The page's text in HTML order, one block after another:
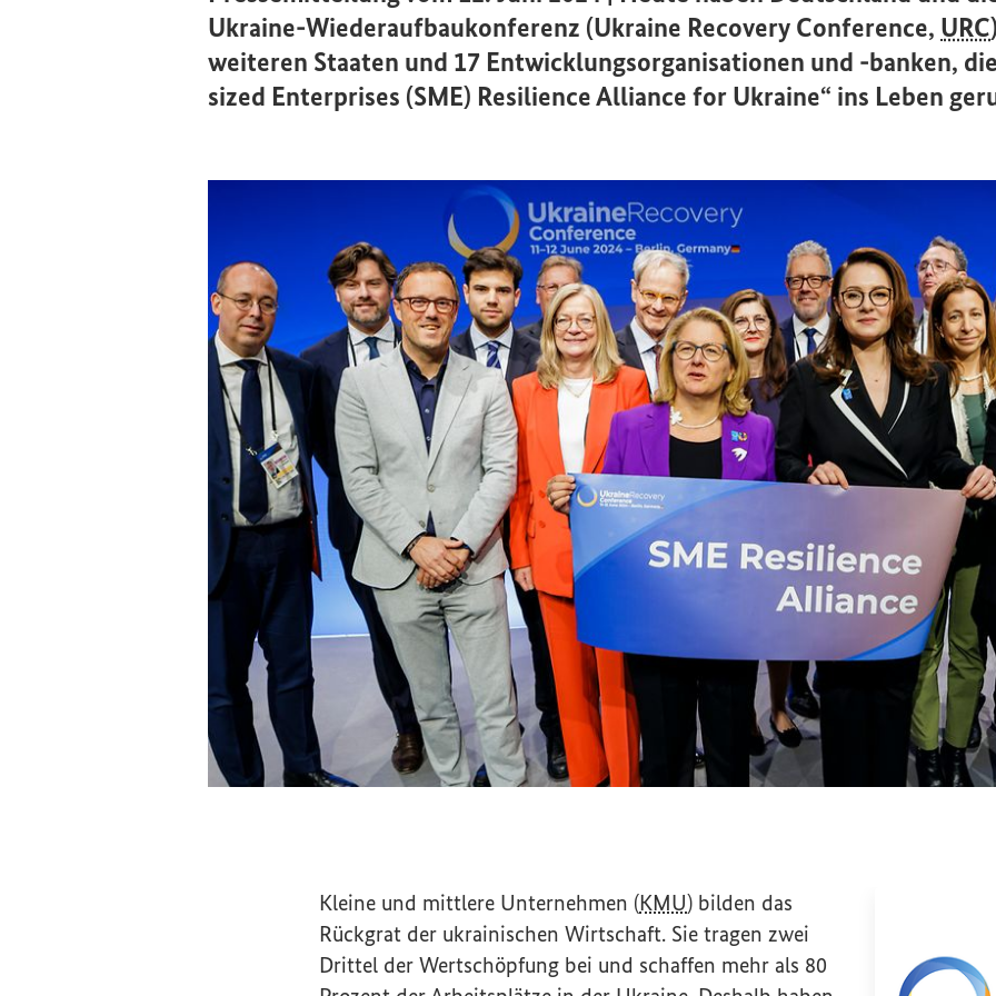
Ukraine-Wiederaufbaukonferenz (Ukraine Recovery Conference, URC
weiteren Staaten und 17 Entwicklungsorganisationen und -banken,
sized Enterprises (SME) Resilience Alliance for Ukraine“ ins Leben
Kleine und mittlere Unternehmen (KMU) bilden das
Rückgrat der ukrainischen Wirtschaft. Sie tragen zwei
Drittel der Wertschöpfung bei und schaffen mehr als 80